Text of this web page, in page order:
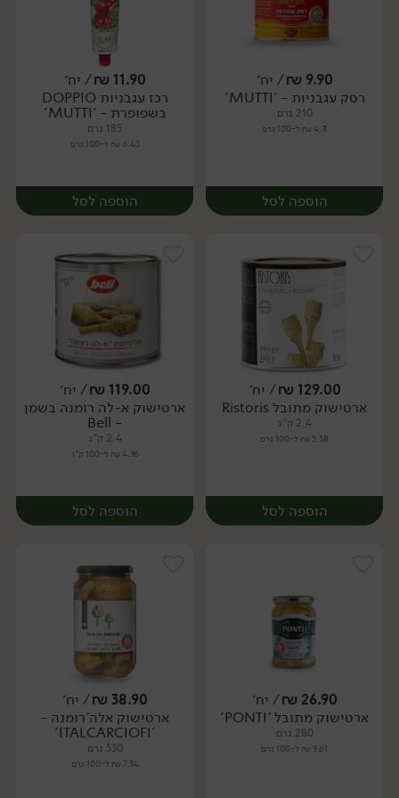
יח׳ יח׳
9.90
₪/ יח׳
רסק עגבניות - 'MUTTI'
210 גרם
4.71 ₪ ל-100 גרם
הוספה לסל
יח׳
11.90
₪/ יח׳
רכז עגבניות DOPPIO
בשפופרת - 'MUTTI'
185 גרם
6.43 ₪ ל-100 גרם
הוספה לסל
יח׳
129.00
₪/ יח׳
ארטישוק מתובל Ristoris
2.4 ק"ג
5.38 ₪ ל-100 גרם
הוספה לסל
יח׳
119.00
₪/ יח׳
ארטישוק א-לה רומנה בשמן
- Bell
2.4 ק"ג
4.96 ₪ ל-100 ק"ג
הוספה לסל
יח׳
26.90
₪/ יח׳
ארטישוק מתובל 'PONTI'
280 גרם
9.61 ₪ ל-100 גרם
38.90
₪/ יח׳
ארטישוק אלה'רומנה -
'ITALCARCIOFI'
530 גרם
7.34 ₪ ל-100 גרם